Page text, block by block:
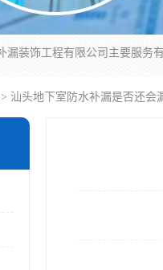
> 汕头地下室防水补漏是否还会